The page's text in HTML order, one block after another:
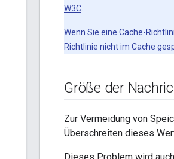
W3C
Wenn Sie eine Cache-
Richtlinie nicht im Cache
Größe der
Zur Vermeidung von
Überschreiten dieses